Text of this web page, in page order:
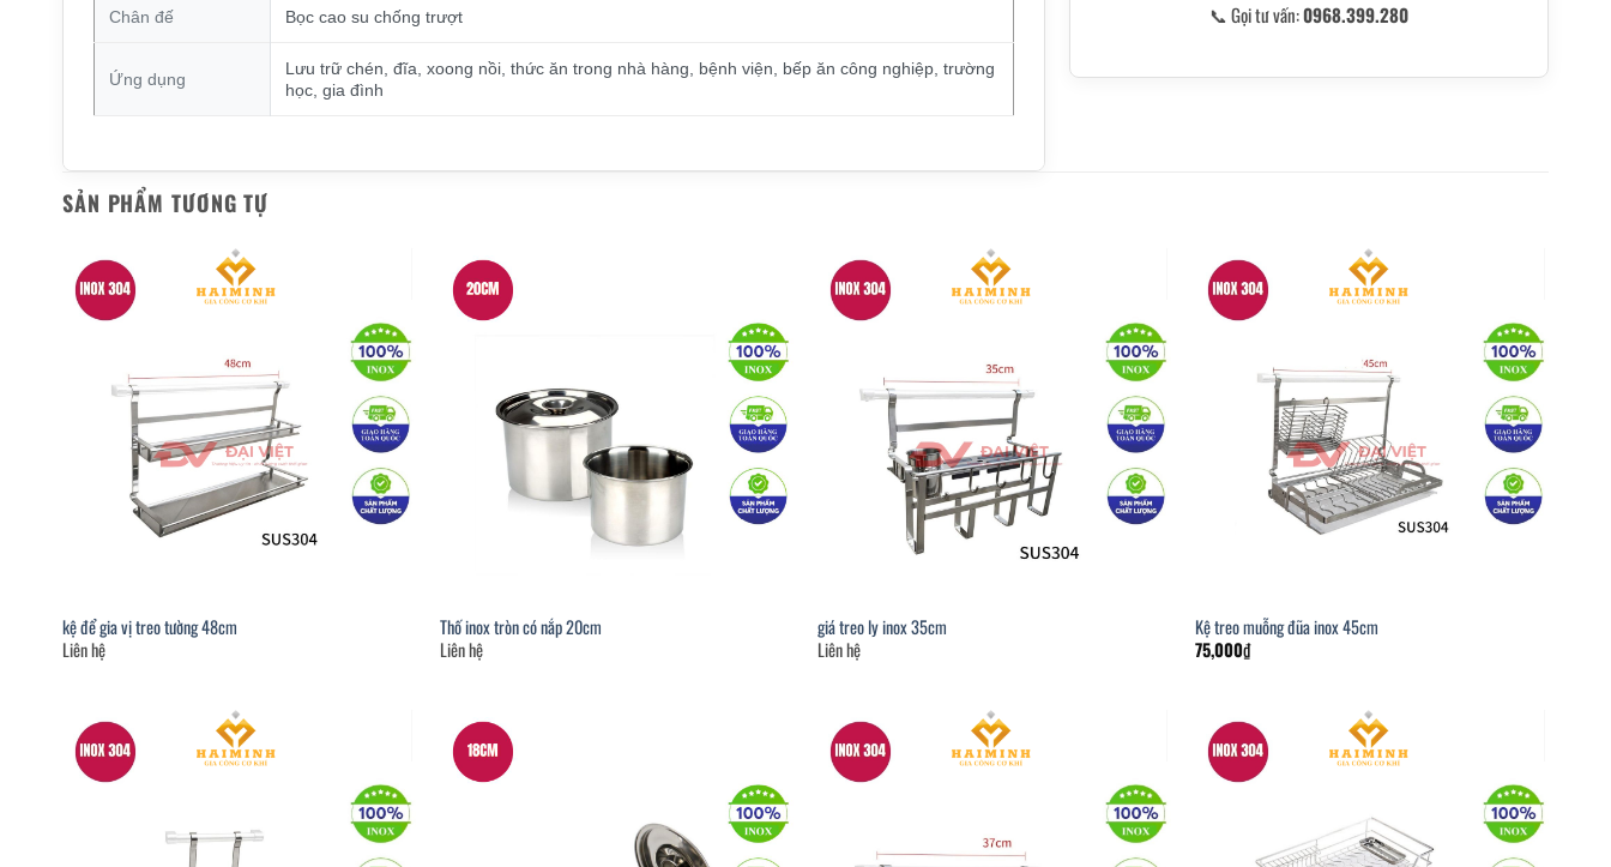
Chân đế Bọc cao su chống trượt
Ứng dụng
Lưu trữ chén, đĩa, xoong nồi, thức ăn trong nhà hàng, bệnh viện, bếp ăn công nghiệp, trường
học, gia đình
📞 Gọi tư vấn:0968.399.280
SẢN PHẨM TƯƠNG TỰ
kệ để gia vị treo tường 48cm
Liên hệ
Thố inox tròn có nắp 20cm
Liên hệ
giá treo ly inox 35cm
Liên hệ
Kệ treo muỗng đũa inox 45cm
75,000₫